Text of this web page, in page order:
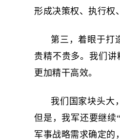
形成决策权、执行权
第三，着眼于打
贵精不贵多。我们
更加精干高效。
我们国家块头大
但是，我军还要继续
军事战略需求确定的